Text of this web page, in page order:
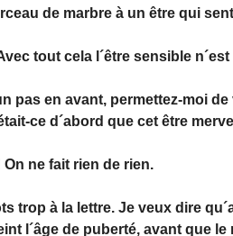
de marbre à un être qui
tout cela l´être sensible
pas en avant, permettez-moi
ce d´abord que cet être
ne fait rien de rien.
trop à la lettre. Je veux dire
l´âge de puberté, avant que